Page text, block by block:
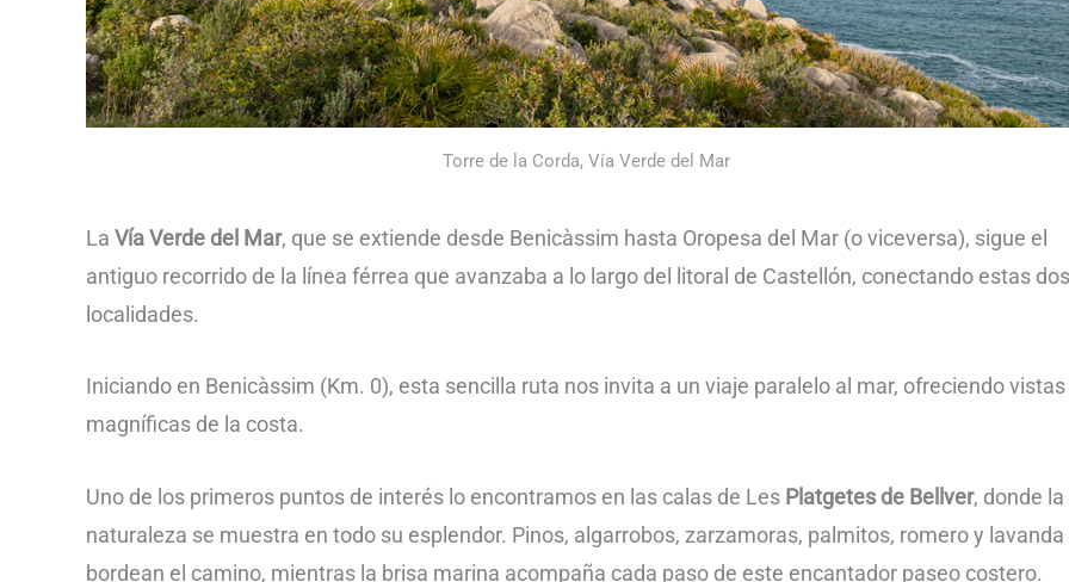
Torre de la Corda, Vía Verde del Mar
La Vía Verde del Mar, que se extiende desde Benicàssim hasta Oropesa del Mar (o viceversa), sigue el
antiguo recorrido de la línea férrea que avanzaba a lo largo del litoral de Castellón, conectando estas dos
localidades.
Iniciando en Benicàssim (Km. 0), esta sencilla ruta nos invita a un viaje paralelo al mar, ofreciendo vistas
magníficas de la costa.
Uno de los primeros puntos de interés lo encontramos en las calas de Les Platgetes de Bellver, donde la
naturaleza se muestra en todo su esplendor. Pinos, algarrobos, zarzamoras, palmitos, romero y lavanda
bordean el camino, mientras la brisa marina acompaña cada paso de este encantador paseo costero.